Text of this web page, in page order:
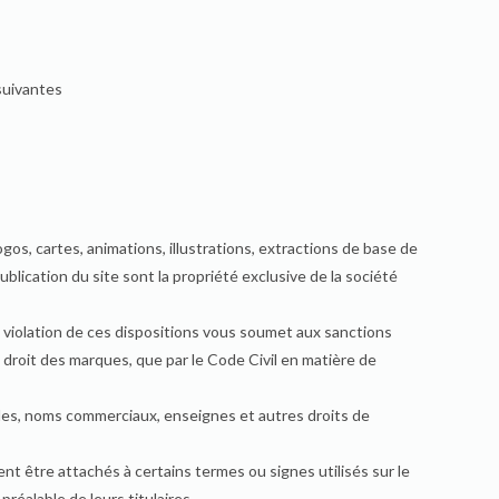
cartes, animations, illustrations, extractions de base de
du site sont la propriété exclusive de la société
de ces dispositions vous soumet aux sanctions
des marques, que par le Code Civil en matière de
noms commerciaux, enseignes et autres droits de
être attachés à certains termes ou signes utilisés sur le